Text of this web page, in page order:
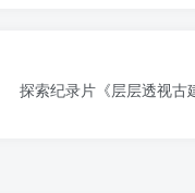
探索纪录片《层层透视